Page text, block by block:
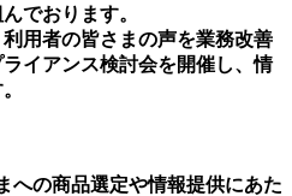
でおります。
用者の皆さまの声を業務改善
イアンス検討会を開催し、情
への商品選定や情報提供にあた